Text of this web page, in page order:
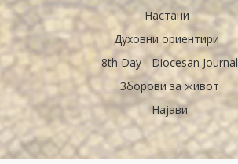
Настани
Духовни ориентири
8th Day - Diocesan Journal
Зборови за живот
Најави